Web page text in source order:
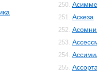
250.
251. Аскеза
252.
253.
254.
255.